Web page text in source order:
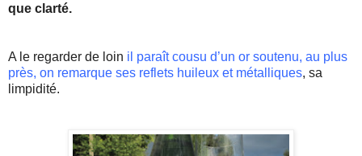
que clarté.
A le regarder de loin il paraît cousu d’un or soutenu, au plus
près, on remarque ses reflets huileux et métalliques, sa
limpidité.